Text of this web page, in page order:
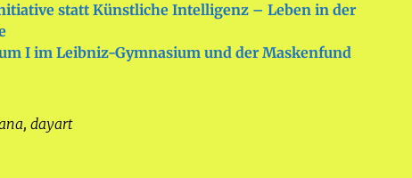
statt Künstliche Intelligenz – Leben in der
I im Leibniz-Gymnasium und der Maskenfund
, dayart